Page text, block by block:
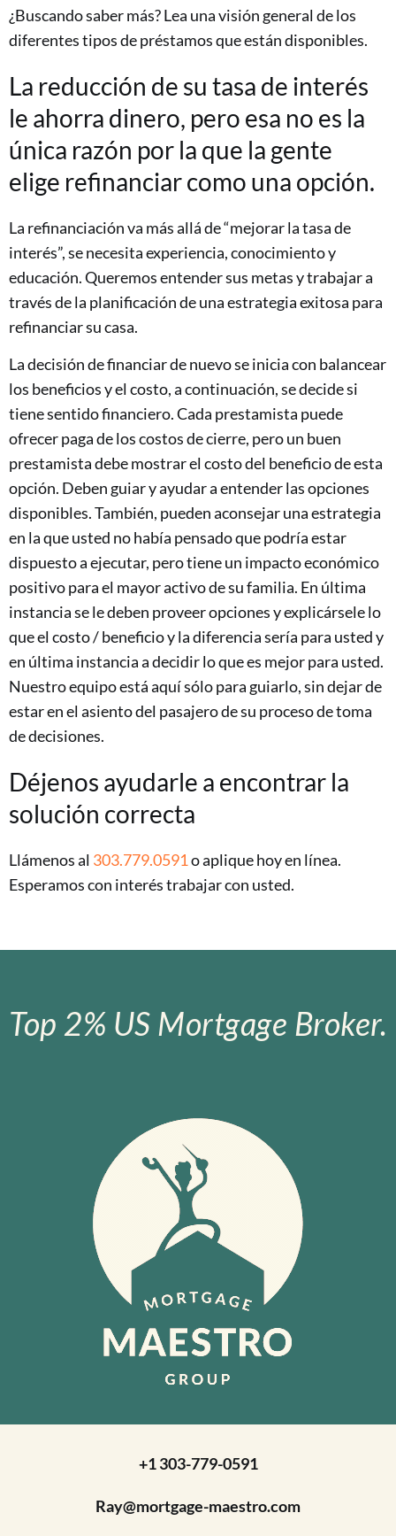
¿Buscando saber más? Lea una visión general de los
diferentes tipos de préstamos que están disponibles.
La reducción de su tasa de interés
le ahorra dinero, pero esa no es la
única razón por la que la gente
elige refinanciar como una opción.
La refinanciación va más allá de “mejorar la tasa de
interés”, se necesita experiencia, conocimiento y
educación. Queremos entender sus metas y trabajar a
través de la planificación de una estrategia exitosa para
refinanciar su casa.
La decisión de financiar de nuevo se inicia con balancear
los beneficios y el costo, a continuación, se decide si
tiene sentido financiero. Cada prestamista puede
ofrecer paga de los costos de cierre, pero un buen
prestamista debe mostrar el costo del beneficio de esta
opción. Deben guiar y ayudar a entender las opciones
disponibles. También, pueden aconsejar una estrategia
en la que usted no había pensado que podría estar
dispuesto a ejecutar, pero tiene un impacto económico
positivo para el mayor activo de su familia. En última
instancia se le deben proveer opciones y explicársele lo
que el costo / beneficio y la diferencia sería para usted y
en última instancia a decidir lo que es mejor para usted.
Nuestro equipo está aquí sólo para guiarlo, sin dejar de
estar en el asiento del pasajero de su proceso de toma
de decisiones.
Déjenos ayudarle a encontrar la
solución correcta
Llámenos al 303.779.0591o aplique hoy en línea.
Esperamos con interés trabajar con usted.
Top 2% US Mortgage Broker.
+1 303-779-0591
Ray@mortgage-maestro.com